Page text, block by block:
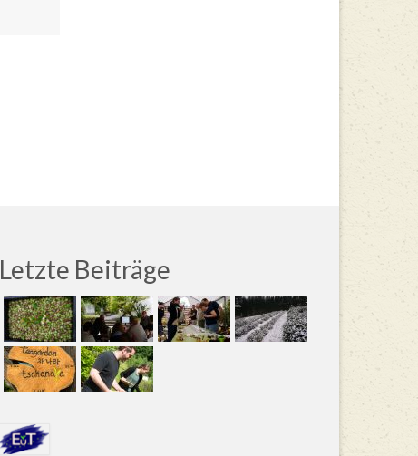
Letzte Beiträge